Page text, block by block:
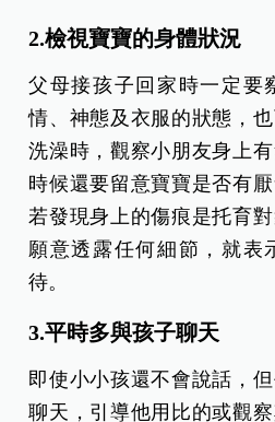
2.檢視寶寶的身體狀況
父母接孩子回家時一定要
情、神態及衣服的狀態，
洗澡時，觀察小朋友身上
時候還要留意寶寶是否有
若發現身上的傷痕是托育
願意透露任何細節，就表
待。
3.平時多與孩子聊天
即使小小孩還不會說話，
聊天，引導他用比的或觀